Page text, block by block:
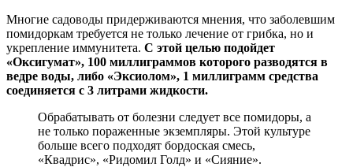
Многие садоводы придерживаются мнения, что заболевшим
помидоркам требуется не только лечение от грибка, но и
укрепление иммунитета. С этой целью подойдет
«Оксигумат», 100 миллиграммов которого разводятся в
ведре воды, либо «Эксиолом», 1 миллиграмм средства
соединяется с 3 литрами жидкости.
Обрабатывать от болезни следует все помидоры, а
не только пораженные экземпляры. Этой культуре
больше всего подходят бордоская смесь,
«Квадрис», «Ридомил Голд» и «Сияние».